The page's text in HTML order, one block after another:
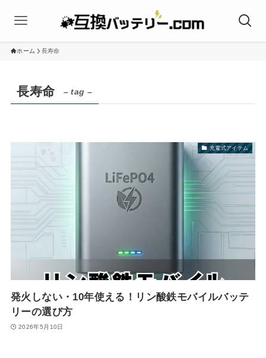
ホーム 長寿命
長寿命 – tag –
充電式アイテム
発火しない・10年使える！リン酸鉄モバイルバッテ
リーの選び方
2026年5月10日